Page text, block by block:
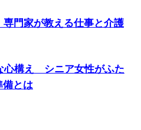
門家が教える仕事と介護
心構え シニア女性がふた
備とは